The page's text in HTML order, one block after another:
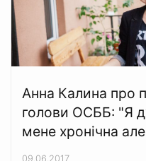
Анна Калина про
голови ОСББ: "Я
мене хронічна
09.06.2017